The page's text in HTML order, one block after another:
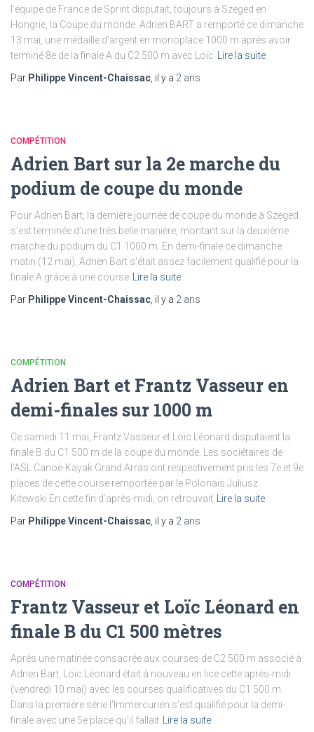
l’équipe de France de Sprint disputait, toujours à Szeged en
Hongrie, la Coupe du monde. Adrien BART a remporté ce dimanche
13 mai, une médaille d’argent en monoplace 1000 m après avoir
terminé 8e de la finale A du C2 500 m avec Loïc
Lire la suite
Par Philippe Vincent-Chaissac , il y a 2 ans
COMPÉTITION
Adrien Bart sur la 2e marche du
podium de coupe du monde
Pour Adrien Bart, la dernière journée de coupe du monde à Szeged
s’est terminée d’une très belle manière, montant sur la deuxième
marche du podium du C1 1000 m. En demi-finale ce dimanche
matin (12 mai), Adrien Bart s’était assez facilement qualifié pour la
finale A grâce à une course
Lire la suite
Par Philippe Vincent-Chaissac , il y a 2 ans
COMPÉTITION
Adrien Bart et Frantz Vasseur en
demi-finales sur 1000 m
Ce samedi 11 mai, Frantz Vasseur et Loïc Léonard disputaient la
finale B du C1 500 m de la coupe du monde. Les sociétaires de
l’ASL Canoë-Kayak Grand Arras ont respectivement pris les 7e et 9e
places de cette course remportée par le Polonais Juliusz
Kitewski.En cette fin d’après-midi, on retrouvait
Lire la suite
Par Philippe Vincent-Chaissac , il y a 2 ans
COMPÉTITION
Frantz Vasseur et Loïc Léonard en
finale B du C1 500 mètres
Après une matinée consacrée aux courses de C2 500 m associé à
Adrien Bart, Loïc Léonard était à nouveau en lice cette après-midi
(vendredi 10 mai) avec les courses qualificatives du C1 500 m.
Dans la première série l’Immercurien s’est qualifié pour la demi-
finale avec une 5e place qu’il fallait
Lire la suite